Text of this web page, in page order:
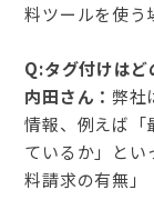
料ツールを使う
Q:タグ付けはど
内田さん： 弊社
情報、例えば「
ているか」とい
料請求の有無」